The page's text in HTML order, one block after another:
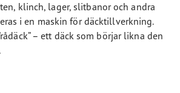
klinch, lager, slitbanor och andra
i en maskin för däcktillverkning.
– ett däck som börjar likna den